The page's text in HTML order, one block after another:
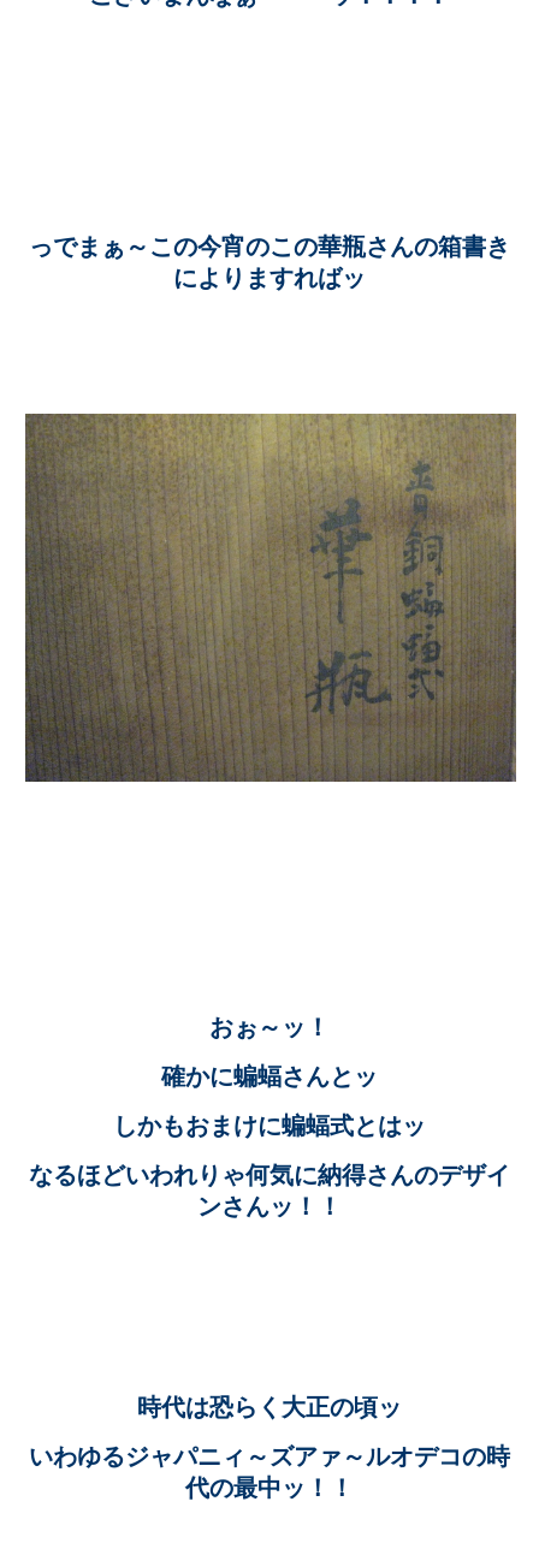
っでまぁ～この今宵のこの華瓶さんの箱書き
によりますればッ
おぉ～ッ！
確かに蝙蝠さんとッ
しかもおまけに蝙蝠式とはッ
なるほどいわれりゃ何気に納得さんのデザイ
ンさんッ！！
時代は恐らく大正の頃ッ
いわゆるジャパニィ～ズアァ～ルオデコの時
代の最中ッ！！